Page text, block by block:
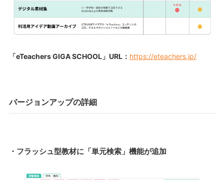
「eTeachers GIGA SCHOOL」URL： https://eteachers.jp/
バージョンアップの詳細
・フラッシュ型教材に「単元検索」機能が追加